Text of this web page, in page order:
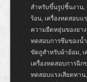
สำหรับขึ้นรูปชิ้นงาน,
ร้อน, เครื่องทดสอบแ
ความยืดหยุ่นของยาง
ทดสอบการซึมของน้
ขัดถูสำหรับผ้าย้อม,
เครื่องทดสอบการฉีก
ทดสอบแรงเสียดทา